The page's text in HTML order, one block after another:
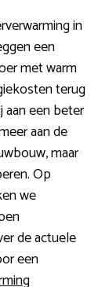
in
een
met warm
terug
aan een beter
aan de
maar
Op
we
de actuele
een